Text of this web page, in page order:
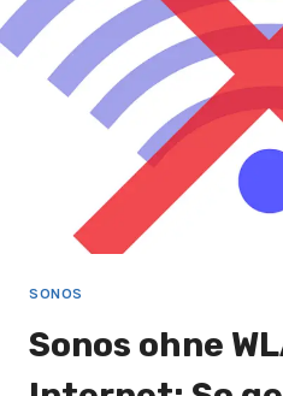
SONOS
Sonos ohne